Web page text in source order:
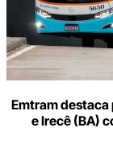
Emtram destaca
e Irecê (BA)